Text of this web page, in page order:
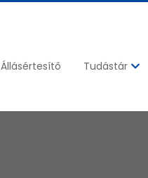
Állásértesítő Tudástár